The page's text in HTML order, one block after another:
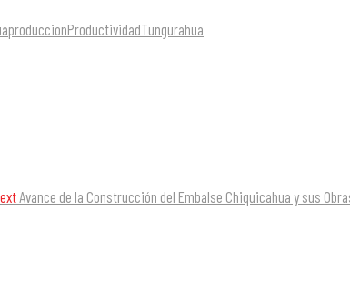
produccionProductividadTungurahua
Avance de la Construcción del Embalse Chiquicahua y sus